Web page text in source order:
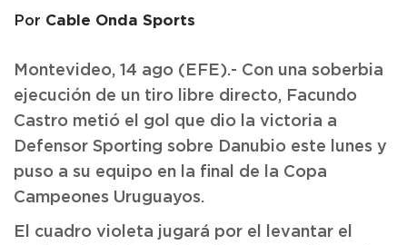
Por Cable Onda Sports
Montevideo, 14 ago (EFE).- Con una soberbia
ejecución de un tiro libre directo, Facundo
Castro metió el gol que dio la victoria a
Defensor Sporting sobre Danubio este lunes y
puso a su equipo en la final de la Copa
Campeones Uruguayos.
El cuadro violeta jugará por el levantar el